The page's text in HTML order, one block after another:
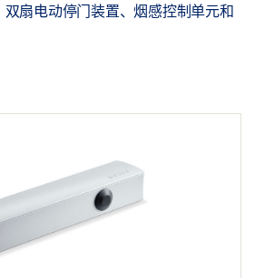
扇电动停门装置、烟感控制单元和